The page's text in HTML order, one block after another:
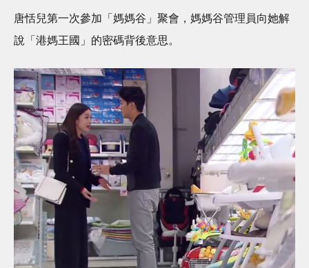
唐恬兒第一次參加「媽媽谷」聚會，媽媽谷管理員向她解
說「港媽王國」的密碼背後意思。